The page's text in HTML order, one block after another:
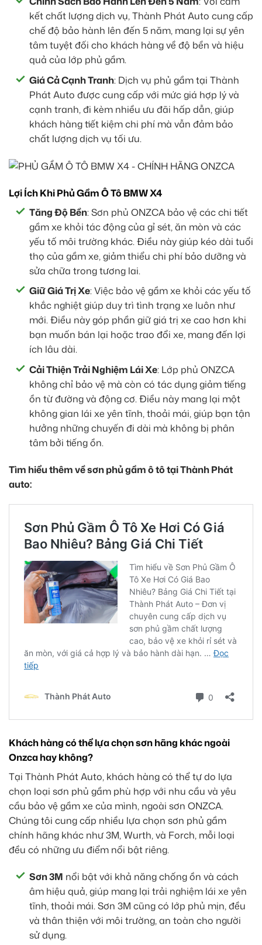
kết chất lượng dịch vụ, Thành Phát Auto cung cấp
chế độ bảo hành lên đến 5 năm, mang lại sự yên
tâm tuyệt đối cho khách hàng về độ bền và hiệu
quả của lớp phủ gầm.
Giá Cả Cạnh Tranh: Dịch vụ phủ gầm tại Thành
Phát Auto được cung cấp với mức giá hợp lý và
cạnh tranh, đi kèm nhiều ưu đãi hấp dẫn, giúp
khách hàng tiết kiệm chi phí mà vẫn đảm bảo
chất lượng dịch vụ tối ưu.
Lợi Ích Khi Phủ Gầm Ô Tô BMW X4
Tăng Độ Bền: Sơn phủ ONZCA bảo vệ các chi tiết
gầm xe khỏi tác động của gỉ sét, ăn mòn và các
yếu tố môi trường khác. Điều này giúp kéo dài tuổi
thọ của gầm xe, giảm thiểu chi phí bảo dưỡng và
sửa chữa trong tương lai.
Giữ Giá Trị Xe: Việc bảo vệ gầm xe khỏi các yếu tố
khắc nghiệt giúp duy trì tình trạng xe luôn như
mới. Điều này góp phần giữ giá trị xe cao hơn khi
bạn muốn bán lại hoặc trao đổi xe, mang đến lợi
ích lâu dài.
Cải Thiện Trải Nghiệm Lái Xe: Lớp phủ ONZCA
không chỉ bảo vệ mà còn có tác dụng giảm tiếng
ồn từ đường và động cơ. Điều này mang lại một
không gian lái xe yên tĩnh, thoải mái, giúp bạn tận
hưởng những chuyến đi dài mà không bị phân
tâm bởi tiếng ồn.
Tìm hiểu thêm về sơn phủ gầm ô tô tại Thành Phát
auto:
Khách hàng có thể lựa chọn sơn hãng khác ngoài
Onzca hay không?
Tại Thành Phát Auto, khách hàng có thể tự do lựa
chọn loại sơn phủ gầm phù hợp với nhu cầu và yêu
cầu bảo vệ gầm xe của mình, ngoài sơn ONZCA.
Chúng tôi cung cấp nhiều lựa chọn sơn phủ gầm
chính hãng khác như 3M, Wurth, và Forch, mỗi loại
đều có những ưu điểm nổi bật riêng.
Sơn 3M nổi bật với khả năng chống ồn và cách
âm hiệu quả, giúp mang lại trải nghiệm lái xe yên
tĩnh, thoải mái. Sơn 3M cũng có lớp phủ mịn, đều
và thân thiện với môi trường, an toàn cho người
sử dụng.